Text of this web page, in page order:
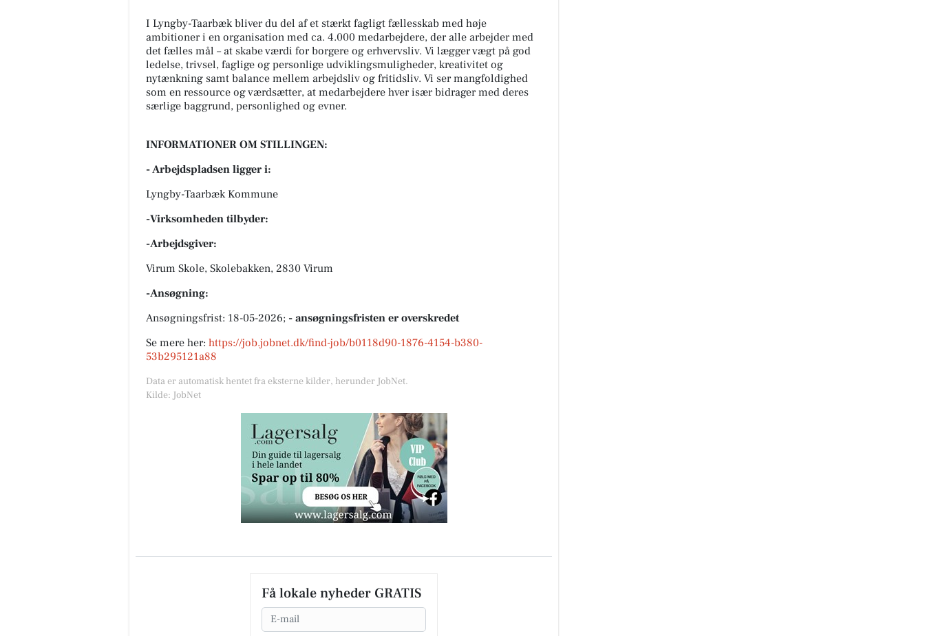
I Lyngby-Taarbæk bliver du del af et stærkt fagligt fællesskab med høje
ambitioner i en organisation med ca. 4.000 medarbejdere, der alle arbejder med
det fælles mål – at skabe værdi for borgere og erhvervsliv. Vi lægger vægt på god
ledelse, trivsel, faglige og personlige udviklingsmuligheder, kreativitet og
nytænkning samt balance mellem arbejdsliv og fritidsliv. Vi ser mangfoldighed
som en ressource og værdsætter, at medarbejdere hver især bidrager med deres
særlige baggrund, personlighed og evner.
INFORMATIONER OM STILLINGEN:
- Arbejdspladsen ligger i:
Lyngby-Taarbæk Kommune
-Virksomheden tilbyder:
-Arbejdsgiver:
Virum Skole, Skolebakken, 2830 Virum
-Ansøgning:
Ansøgningsfrist: 18-05-2026; - ansøgningsfristen er overskredet
Se mere her: https://job.jobnet.dk/find-job/b0118d90-1876-4154-b380-
53b295121a88
Data er automatisk hentet fra eksterne kilder, herunder JobNet.
Kilde: JobNet
Få lokale nyheder GRATIS
Email